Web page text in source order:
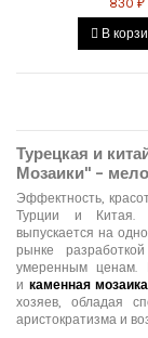
В
Турецкая и
Мозаики" –
Эффектность,
Турции и Китая.
выпускается на
рынке
умеренным ценам.
и каменная мозаика
хозяев, обладая
аристократизма и